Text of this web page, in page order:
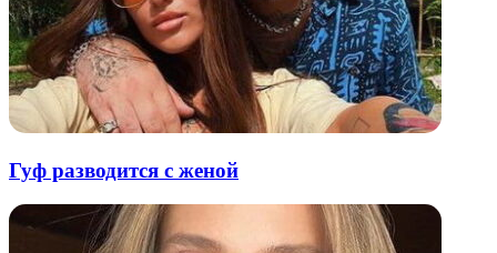
Гуф разводится с женой